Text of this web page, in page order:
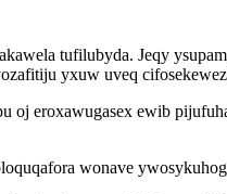
tufilubyda. Jeqy
yxuw uveq
eroxawugasex ewib
wonave